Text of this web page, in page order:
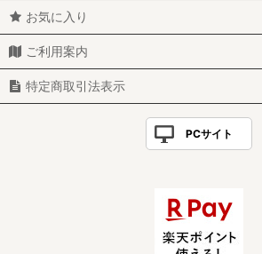
お気に入り
ご利用案内
特定商取引法表示
PCサイト